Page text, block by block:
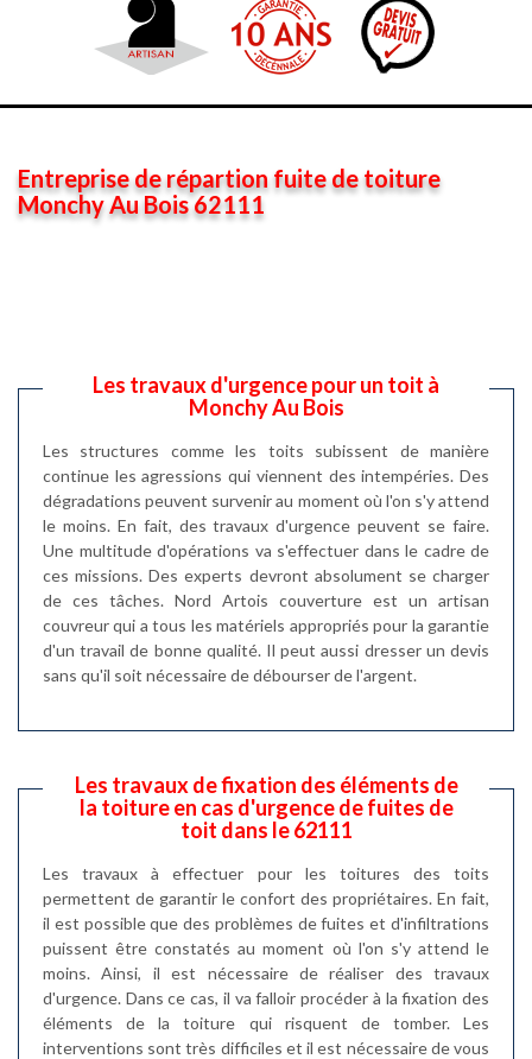
Entreprise de répartion fuite de toiture
Monchy Au Bois 62111
Les travaux d'urgence pour un toit à
Monchy Au Bois
Les structures comme les toits subissent de manière
continue les agressions qui viennent des intempéries. Des
dégradations peuvent survenir au moment où l'on s'y attend
le moins. En fait, des travaux d'urgence peuvent se faire.
Une multitude d'opérations va s'effectuer dans le cadre de
ces missions. Des experts devront absolument se charger
de ces tâches. Nord Artois couverture est un artisan
couvreur qui a tous les matériels appropriés pour la garantie
d'un travail de bonne qualité. Il peut aussi dresser un devis
sans qu'il soit nécessaire de débourser de l'argent.
Les travaux de fixation des éléments de
la toiture en cas d'urgence de fuites de
toit dans le 62111
Les travaux à effectuer pour les toitures des toits
permettent de garantir le confort des propriétaires. En fait,
il est possible que des problèmes de fuites et d'infiltrations
puissent être constatés au moment où l'on s'y attend le
moins. Ainsi, il est nécessaire de réaliser des travaux
d'urgence. Dans ce cas, il va falloir procéder à la fixation des
éléments de la toiture qui risquent de tomber. Les
interventions sont très difficiles et il est nécessaire de vous